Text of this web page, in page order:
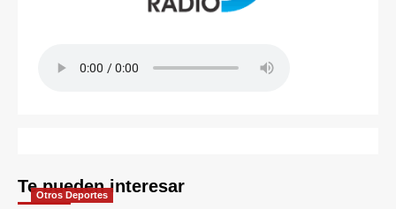
Te pueden interesar
Otros Deportes